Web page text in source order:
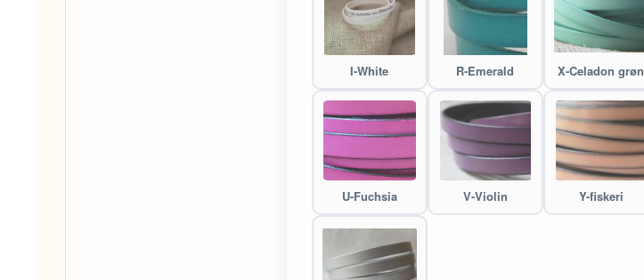
I-White R-Emerald X-Celadon grøn
U-Fuchsia V-Violin Y-fiskeri